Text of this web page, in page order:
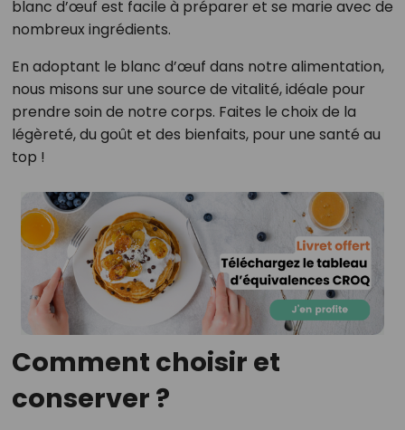
blanc d’œuf est facile à préparer et se marie avec de
nombreux ingrédients.
En adoptant le blanc d’œuf dans notre alimentation,
nous misons sur une source de vitalité, idéale pour
prendre soin de notre corps. Faites le choix de la
légèreté, du goût et des bienfaits, pour une santé au
top !
Comment choisir et
conserver ?